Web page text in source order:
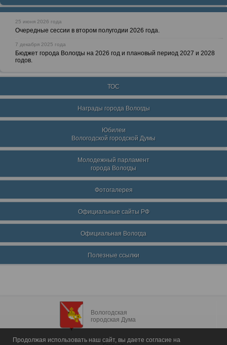
25 июня 2026 года
Очередные сессии в втором полугодии 2026 года.
7 декабря 2025 года
Бюджет города Вологды на 2026 год и плановый период 2027 и 2028
годов.
ТОС
Награды города Вологды
Юбилеи
Вологодской городской Думы
Молодежный парламент
города Вологды
Фотогалерея
Официальные сайты РФ
Официальная Вологда
Полезные ссылки
Вологодская
городская Дума
Продолжая использовать наш сайт, вы даете согласие на